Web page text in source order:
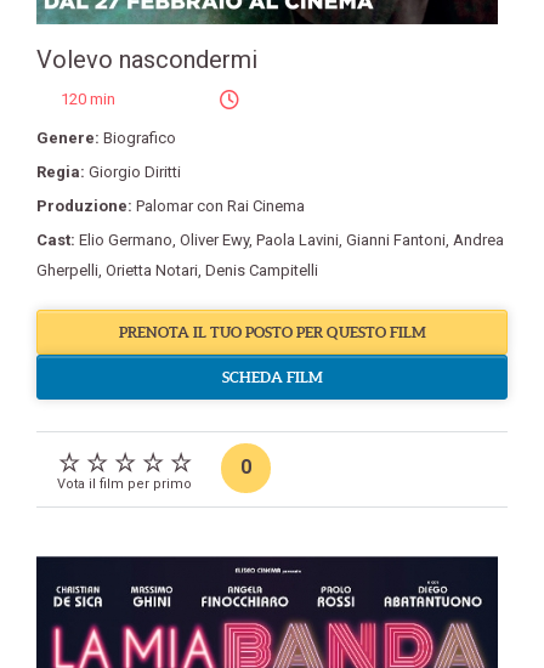
Volevo nascondermi
120 min
Genere: Biografico
Regia: Giorgio Diritti
Produzione: Palomar con Rai Cinema
Cast: Elio Germano, Oliver Ewy, Paola Lavini, Gianni Fantoni, Andrea
Gherpelli, Orietta Notari, Denis Campitelli
PRENOTA IL TUO POSTO PER QUESTO FILM
SCHEDA FILM
Vota il film per primo
0